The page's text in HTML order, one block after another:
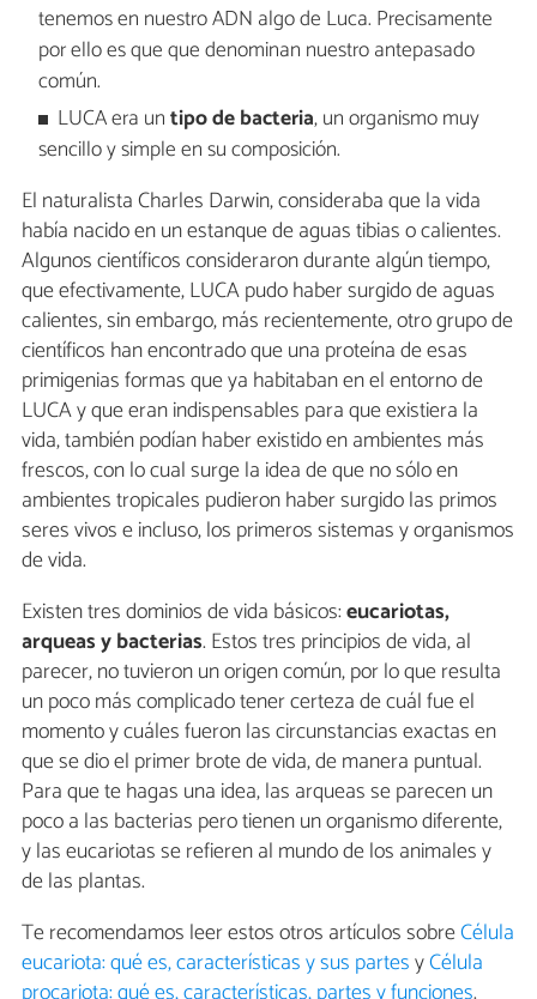
tenemos en nuestro ADN algo de Luca. Precisamente
por ello es que que denominan nuestro antepasado
común.
LUCA era untipo de bacteria, un organismo muy
sencillo y simple en su composición.
El naturalista Charles Darwin, consideraba que la vida
había nacido en un estanque de aguas tibias o calientes.
Algunos científicos consideraron durante algún tiempo,
que efectivamente, LUCA pudo haber surgido de aguas
calientes, sin embargo, más recientemente, otro grupo de
científicos han encontrado que una proteína de esas
primigenias formas que ya habitaban en el entorno de
LUCA y que eran indispensables para que existiera la
vida, también podían haber existido en ambientes más
frescos, con lo cual surge la idea de que no sólo en
ambientes tropicales pudieron haber surgido las primos
seres vivos e incluso, los primeros sistemas y organismos
de vida.
Existen tres dominios de vida básicos:eucariotas,
arqueas y bacterias. Estos tres principios de vida, al
parecer, no tuvieron un origen común, por lo que resulta
un poco más complicado tener certeza de cuál fue el
momento y cuáles fueron las circunstancias exactas en
que se dio el primer brote de vida, de manera puntual.
Para que te hagas una idea, las arqueas se parecen un
poco a las bacterias pero tienen un organismo diferente,
y las eucariotas se refieren al mundo de los animales y
de las plantas.
Te recomendamos leer estos otros artículos sobreCélula
eucariota: qué es, características y sus partesyCélula